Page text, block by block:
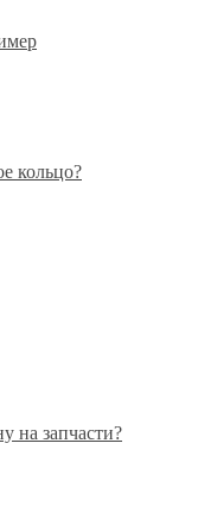
кольцо?
на запчасти?